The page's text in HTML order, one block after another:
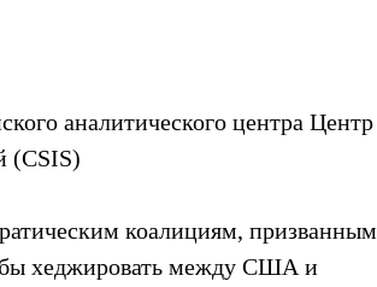
аналитического центра Центр
(CSIS)
коалициям, призванным
хеджировать между США и